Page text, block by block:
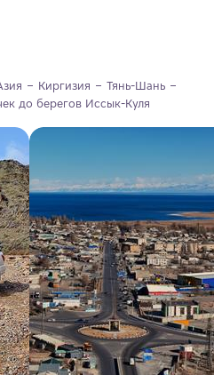
Киргизия
Тянь-Шань
до берегов Иссык-Куля